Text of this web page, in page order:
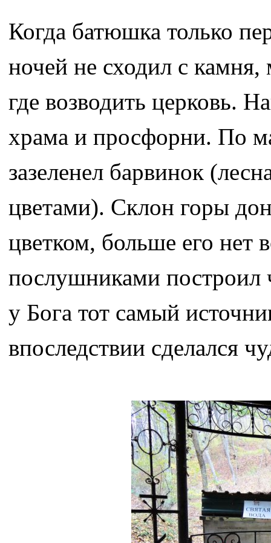
Когда батюшка только
ночей не сходил с
где возводить церковь.
храма и просфорни. По
зазеленел барвинок
цветами). Склон горы
цветком, больше его нет
послушниками
у Бога тот самый
впоследствии сделался